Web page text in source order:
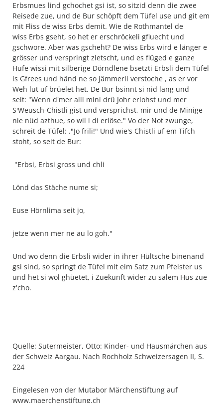
Erbsmues lind gchochet gsi ist, so sitzid denn die zwee
Reisede zue, und de Bur schöpft dem Tüfel use und git em
mit Fliss de wiss Erbs demit. Wie de Rothmantel de
wiss Erbs gseht, so het er erschröckeli gfluecht und
gschwore. Aber was gscheht? De wiss Erbs wird e länger e
grösser und verspringt zletscht, und es flüged e ganze
Hufe wissi mit silberige Dörndlene bsetzti Erbsli dem Tüfel
is Gfrees und händ ne so jämmerli verstoche , as er vor
Weh lut uf brüelet het. De Bur bsinnt si nid lang und
seit: "Wenn d'mer alli mini drü Johr erlohst und mer
S'Weusch-Chistli gist und versprichst, mir und de Minige
nie nüd azthue, so wil i di erlöse." Vo der Not zwunge,
schreit de Tüfel: ."Jo frili!" Und wie's Chistli uf em Tifch
stoht, so seit de Bur:
"Erbsi, Erbsi gross und chli
Lönd das Stäche nume si;
Euse Hörnlima seit jo,
jetze wenn mer ne au lo goh."
Und wo denn die Erbsli wider in ihrer Hültsche binenand
gsi sind, so springt de Tüfel mit eim Satz zum Pfeister us
und het si wol ghüetet, i Zuekunft wider zu salem Hus zue
z'cho.
Quelle: Sutermeister, Otto: Kinder- und Hausmärchen aus
der Schweiz Aargau. Nach Rochholz Schweizersagen II, S.
224
Eingelesen von der Mutabor Märchenstiftung auf
www.maerchenstiftung.ch